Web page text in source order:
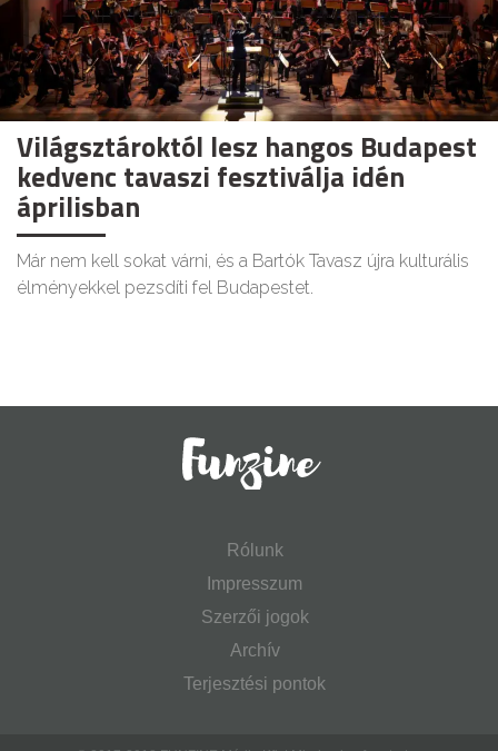
Világsztároktól lesz hangos Budapest
kedvenc tavaszi fesztiválja idén
áprilisban
Már nem kell sokat várni, és a Bartók Tavasz újra kulturális
élményekkel pezsdíti fel Budapestet.
Rólunk
Impresszum
Szerzői jogok
Archív
Terjesztési pontok